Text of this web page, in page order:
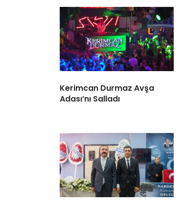
Kerimcan Durmaz Avşa
Adası’nı Salladı